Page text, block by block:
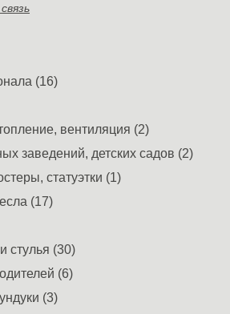
(16)
вентиляция (2)
заведений, детских садов (2)
статуэтки (1)
(17)
стулья (30)
(6)
(3)